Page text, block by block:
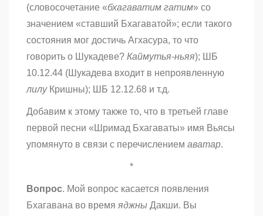
(словосочетание «бхагаватим гатим» со
значением «ставший Бхагаватой»; если такого
состояния мог достичь Агхасура, то что
говорить о Шукадеве? Каймутья-ньяя); ШБ
10.12.44 (Шукадева входит в непроявленную
лилу Кришны); ШБ 12.12.68 и т.д.
Добавим к этому также то, что в третьей главе
первой песни «Шримад Бхагаваты» имя Вьясы
упомянуто в связи с перечислением аватар.
*
Вопрос. Мой вопрос касается появления
Бхагавана во время яджны Дакши. Вы